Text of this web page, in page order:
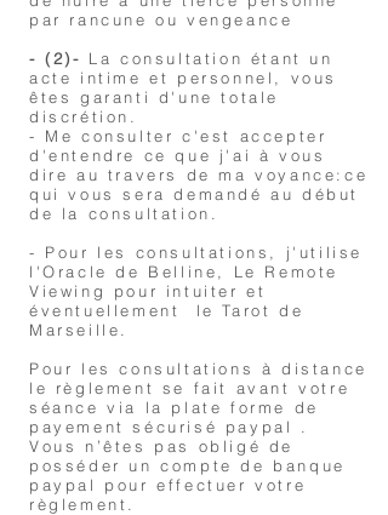
par rancune ou vengeance
- (2)- La consultation étant un
acte intime et personnel, vous
êtes garanti d'une totale
discrétion.
- Me consulter c'est accepter
d'entendre ce que j'ai à vous
dire au travers de ma voyance:ce
qui vous sera demandé au début
de la consultation.
- Pour les consultations, j'utilise
l'Oracle de Belline, Le Remote
Viewing pour intuiter et
éventuellement le Tarot de
Marseille.
Pour les consultations à distance
le règlement se fait avant votre
séance via la plate forme de
payement sécurisé paypal .
Vous n’êtes pas obligé de
posséder un compte de banque
paypal pour effectuer votre
règlement.